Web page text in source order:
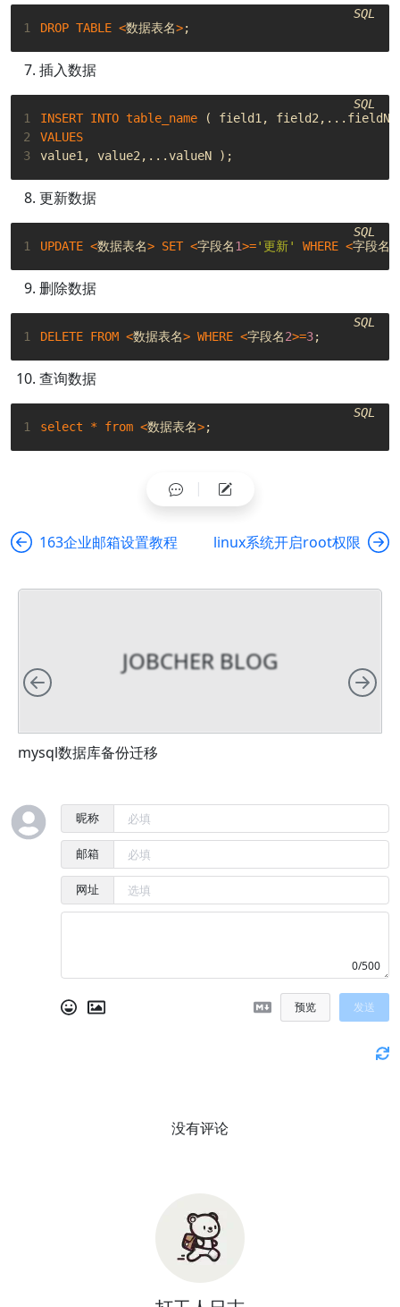
12
PRIMARY KEY ( `nbtyfood_id` )
13
)ENGINE= InnoDB DEFAULT
1 DROP TABLE <数据表名>;
SQL
插入数据
1 INSERT INTO table_name ( field1 , field2 ,... fieldN
2
VALUES
3
value1 , value2 ,...valueN );
SQL
更新数据
1 UPDATE <数据表名> SET <字段名1>='更新' WHERE <字段名
SQL
删除数据
1 DELETE FROM <数据表名> WHERE <字段名2>=3;
SQL
查询数据
1 select * from <数据表名>;
SQL
163企业邮箱设置教程 linux系统开启root权限
JOBCHER BLOG
mysql数据库备份迁移
向左 向
昵称
邮箱
网址
0/500
预览 发送
没有评论